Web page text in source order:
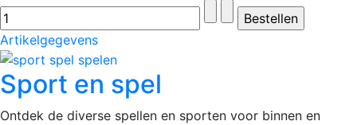
Artikelgegevens
Sport en spel
Ontdek de diverse spellen en sporten voor binnen en